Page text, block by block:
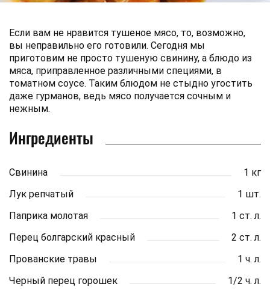
Если вам не нравится тушеное мясо, то, возможно,
вы неправильно его готовили. Сегодня мы
приготовим не просто тушеную свинину, а блюдо из
мяса, приправленное различными специями, в
томатном соусе. Таким блюдом не стыдно угостить
даже гурманов, ведь мясо получается сочным и
нежным.
Ингредиенты
Свинина
1 кг
Лук репчатый
1 шт.
Паприка молотая
1 ст. л.
Перец болгарский красный
2 ст. л.
Прованские травы
1 ч. л.
Черный перец горошек
1/2 ч. л.